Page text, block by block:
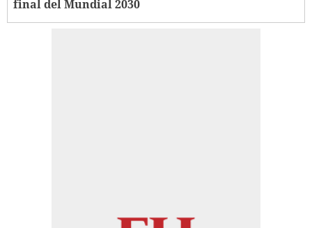
final del Mundial 2030